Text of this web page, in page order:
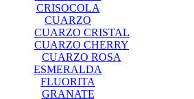
CRISOCOLA
CUARZO
CUARZO CRISTAL
CUARZO CHERRY
CUARZO ROSA
ESMERALDA
FLUORITA
GRANATE